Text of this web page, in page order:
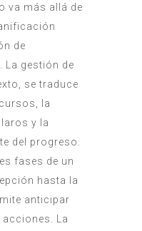
va más allá de
de
La gestión de
se traduce
la
y la
del progreso.
fases de un
hasta la
anticipar
La